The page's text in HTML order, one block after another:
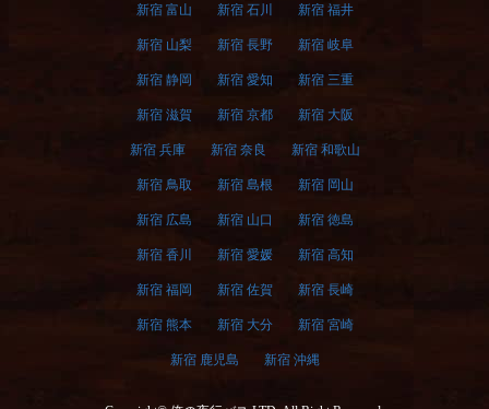
新宿 富山 新宿 石川 新宿 福井
新宿 山梨 新宿 長野 新宿 岐阜
新宿 静岡 新宿 愛知 新宿 三重
新宿 滋賀 新宿 京都 新宿 大阪
新宿 兵庫 新宿 奈良 新宿 和歌山
新宿 鳥取 新宿 島根 新宿 岡山
新宿 広島 新宿 山口 新宿 徳島
新宿 香川 新宿 愛媛 新宿 高知
新宿 福岡 新宿 佐賀 新宿 長崎
新宿 熊本 新宿 大分 新宿 宮崎
新宿 鹿児島 新宿 沖縄